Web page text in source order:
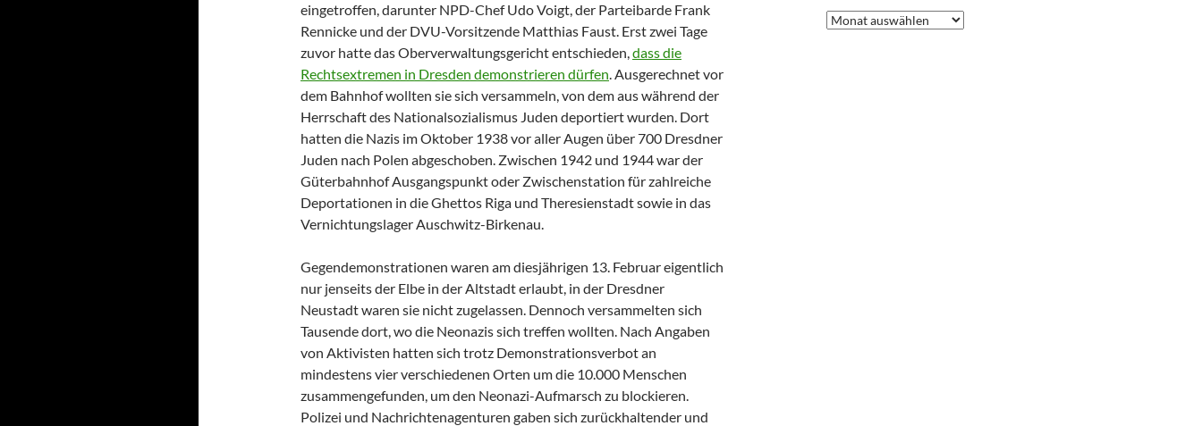
eingetroffen, darunter NPD-Chef Udo Voigt, der Parteibarde Frank
Rennicke und der DVU-Vorsitzende Matthias Faust. Erst zwei Tage
zuvor hatte das Oberverwaltungsgericht entschieden,dass die
Rechtsextremen in Dresden demonstrieren dürfen. Ausgerechnet vor
dem Bahnhof wollten sie sich versammeln, von dem aus während der
Herrschaft des Nationalsozialismus Juden deportiert wurden. Dort
hatten die Nazis im Oktober 1938 vor aller Augen über 700 Dresdner
Juden nach Polen abgeschoben. Zwischen 1942 und 1944 war der
Güterbahnhof Ausgangspunkt oder Zwischenstation für zahlreiche
Deportationen in die Ghettos Riga und Theresienstadt sowie in das
Vernichtungslager Auschwitz-Birkenau.
Gegendemonstrationen waren am diesjährigen 13. Februar eigentlich
nur jenseits der Elbe in der Altstadt erlaubt, in der Dresdner
Neustadt waren sie nicht zugelassen. Dennoch versammelten sich
Tausende dort, wo die Neonazis sich treffen wollten. Nach Angaben
von Aktivisten hatten sich trotz Demonstrationsverbot an
mindestens vier verschiedenen Orten um die 10.000 Menschen
zusammengefunden, um den Neonazi-Aufmarsch zu blockieren.
Polizei und Nachrichtenagenturen gaben sich zurückhaltender und
Archive
Views